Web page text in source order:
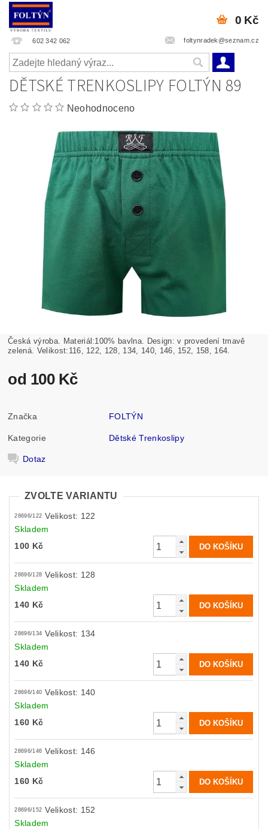
602 342 062 foltynradek@seznam.cz
0 Kč
DĚTSKÉ TRENKOSLIPY FOLTÝN 89
Neohodnoceno
Česká výroba. Materiál:100% bavlna. Design: v provedení tmavě
zelená. Velikost:116, 122, 128, 134, 140, 146, 152, 158, 164.
od 100 Kč
Značka FOLTÝN
Kategorie Dětské Trenkoslipy
Dotaz
ZVOLTE VARIANTU
28696/122 Velikost: 122
Skladem
100 Kč
28696/128 Velikost: 128
Skladem
140 Kč
28696/134 Velikost: 134
Skladem
140 Kč
28696/140 Velikost: 140
Skladem
160 Kč
28696/146 Velikost: 146
Skladem
160 Kč
28696/152 Velikost: 152
Skladem